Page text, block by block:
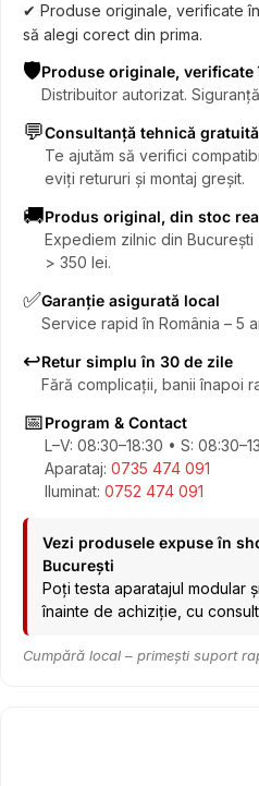
✔ Produse originale, verificate
să alegi corect din prima.
🛡️Produse originale,
Distribuitor autorizat.
💬Consultanță tehnică gratuită
Te ajutăm să verifici
eviți retururi și montaj greșit.
🚚Produs original, din stoc
Expediem zilnic din București
> 350 lei.
✅Garanție asigurată local
Service rapid în România – 5
↩️Retur simplu în 30 de zile
Fără complicații, banii înapoi
📅Program & Contact
L–V: 08:30–18:30 • S:
Aparataj: 0735 474 091
Iluminat: 0752 474 091
Vezi produsele expuse în
București
Poți testa aparatajul modular
înainte de achiziție, cu
Cumpără local – primești suport